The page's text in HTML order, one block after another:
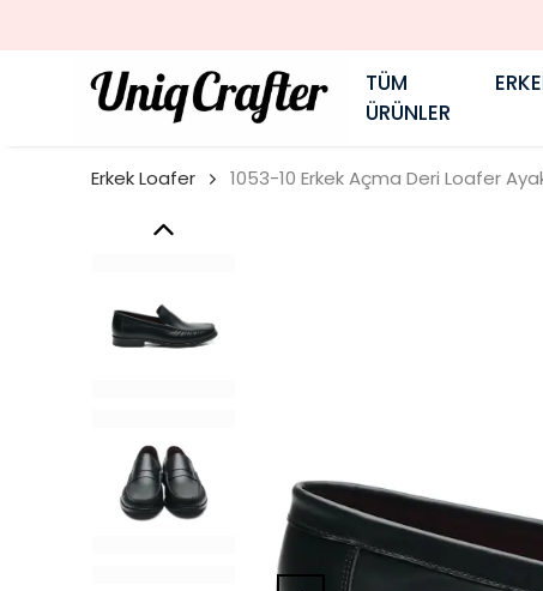
TÜM
ÜRÜNLER
Erkek Loafer 1053-10 Erkek Açma Deri Loafer